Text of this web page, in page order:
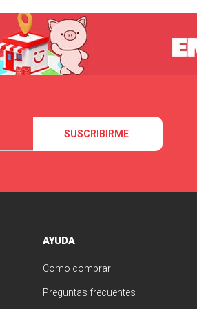
SUSCRIBIRME
AYUDA
Como comprar
Preguntas frecuentes